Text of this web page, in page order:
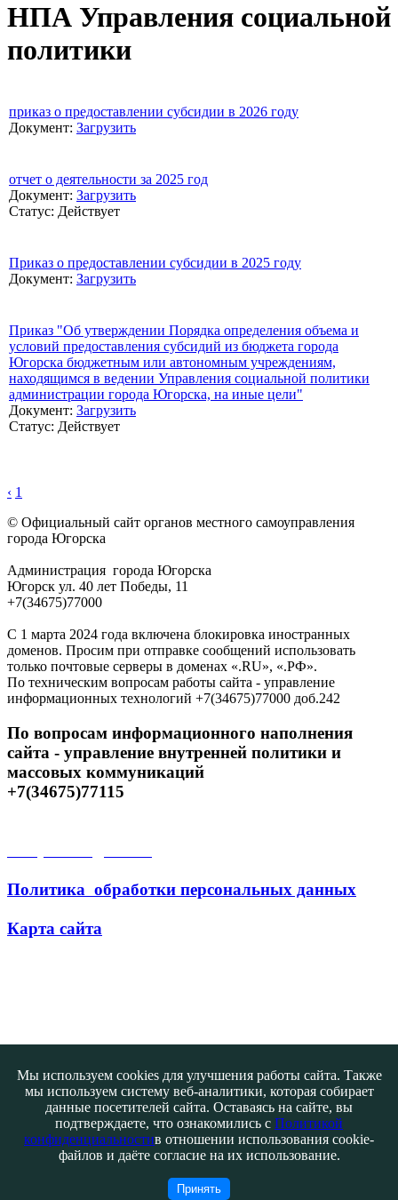
НПА Управления социальной
политики
приказ о предоставлении субсидии в 2026 году
Документ: Загрузить
отчет о деятельности за 2025 год
Документ: Загрузить
Статус: Действует
Приказ о предоставлении субсидии в 2025 году
Документ: Загрузить
Приказ "Об утверждении Порядка определения объема и
условий предоставления субсидий из бюджета города
Югорска бюджетным или автономным учреждениям,
находящимся в ведении Управления социальной политики
администрации города Югорска, на иные цели"
Документ: Загрузить
Статус: Действует
‹ 1
© Официальный сайт органов местного самоуправления
города Югорска
Администрация города Югорска
Югорск ул. 40 лет Победы, 11
+7(34675)77000
С 1 марта 2024 года включена блокировка иностранных
доменов. Просим при отправке сообщений использовать
только почтовые серверы в доменах «.RU», «.РФ».
По техническим вопросам работы сайта - управление
информационных технологий +7(34675)77000 доб.242
По вопросам информационного наполнения
сайта - управление внутренней политики и
массовых коммуникаций
+7(34675)77115
Политика обработки персональных данных
Карта сайта
Контакты
Мы используем cookies для улучшения работы сайта. Также
мы используем систему веб-аналитики, которая собирает
данные посетителей сайта. Оставаясь на сайте, вы
подтверждаете, что ознакомились с Политикой
конфиденциальностив отношении использования cookie-
файлов и даёте согласие на их использование.
Принять